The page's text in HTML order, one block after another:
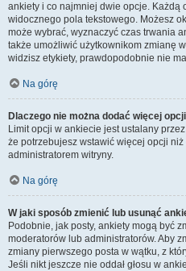
ankiety i co najmniej dwie opcje. Każdą
widocznego pola tekstowego. Możesz
może wybrać, wyznaczyć czas trwania
także umożliwić użytkownikom zmianę
widzisz etykiety, prawdopodobnie nie
Na górę
Dlaczego nie można dodać więcej
Limit opcji w ankiecie jest ustalany
że potrzebujesz wstawić więcej opcji
administratorem witryny.
Na górę
W jaki sposób zmienić lub usunąć
Podobnie, jak posty, ankiety mogą być
moderatorów lub administratorów. Aby
zmiany pierwszego posta w wątku, z
Jeśli nikt jeszcze nie oddał głosu w